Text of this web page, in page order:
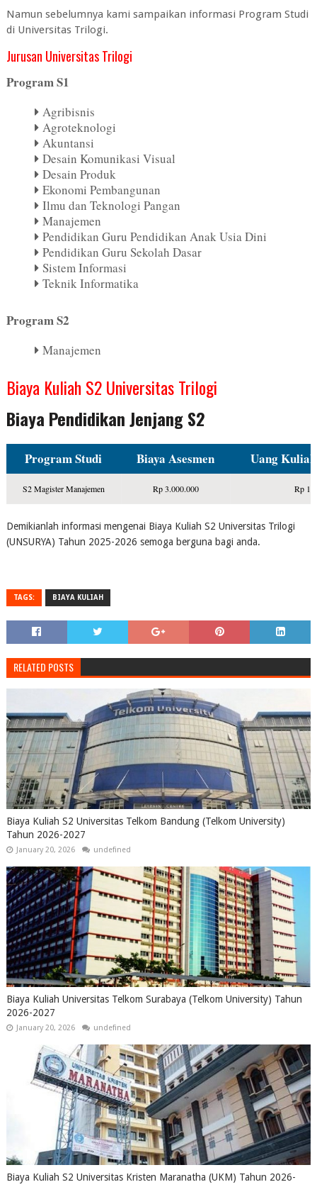
Namun sebelumnya kami sampaikan informasi Program Studi
di Universitas Trilogi.
Jurusan Universitas Trilogi
Program S1
Agribisnis
Agroteknologi
Akuntansi
Desain Komunikasi Visual
Desain Produk
Ekonomi Pembangunan
Ilmu dan Teknologi Pangan
Manajemen
Pendidikan Guru Pendidikan Anak Usia Dini
Pendidikan Guru Sekolah Dasar
Sistem Informasi
Teknik Informatika
Program S2
Manajemen
Biaya Kuliah S2 Universitas Trilogi
Biaya Pendidikan Jenjang S2
Program Studi Biaya Asesmen Uang
S2 Magister Manajemen Rp 3.000.000 Rp
Demikianlah informasi mengenai Biaya Kuliah S2 Universitas Trilogi
(UNSURYA) Tahun 2025-2026 semoga berguna bagi anda.
TAGS: BIAYA KULIAH
RELATED POSTS
Biaya Kuliah S2 Universitas Telkom Bandung (Telkom University)
Tahun 2026-2027
January 20, 2026 undefined
Biaya Kuliah Universitas Telkom Surabaya (Telkom University) Tahun
2026-2027
January 20, 2026 undefined
Biaya Kuliah S2 Universitas Kristen Maranatha (UKM) Tahun 2026-